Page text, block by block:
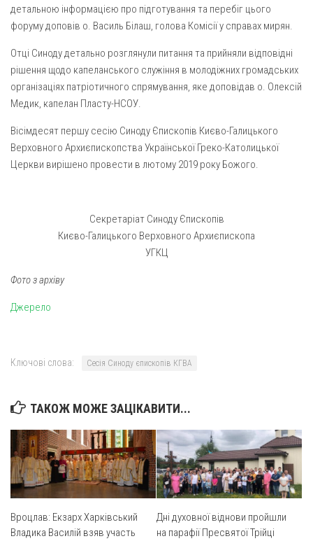
детальною інформацією про підготування та перебіг цього
форуму доповів о. Василь Білаш, голова Комісії у справах мирян.
Отці Синоду детально розглянули питання та прийняли відповідні
рішення щодо капеланського служіння в молодіжних громадських
організаціях патріотичного спрямування, яке доповідав о. Олексій
Медик, капелан Пласту-НСОУ.
Вісімдесят першу сесію Синоду Єпископів Києво-Галицького
Верховного Архиєпископства Української Греко-Католицької
Церкви вирішено провести в лютому 2019 року Божого.
Секретаріат Синоду Єпископів
Києво-Галицького Верховного Архиєпископа
УГКЦ
Фото з архіву
Джерело
Ключові слова: Сесія Синоду єпископів КГВА
ТАКОЖ МОЖЕ ЗАЦІКАВИТИ...
Вроцлав: Екзарх Харківський
Владика Василій взяв участь
Дні духовної віднови пройшли
на парафії Пресвятої Трійці